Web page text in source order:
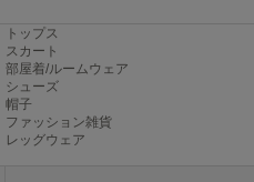
トップス
スカート
部屋着/ルームウェア
シューズ
帽子
ファッション雑貨
レッグウェア